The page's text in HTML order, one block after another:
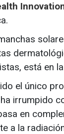
está en
el único
irrumpido
en
a la